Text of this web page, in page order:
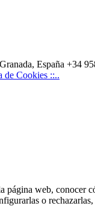
España +34
de Cookies ::..
web, conocer
o